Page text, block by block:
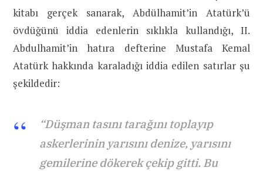
kitabı gerçek sanarak, Abdülhamit’in Atatürk’ü
övdüğünü iddia edenlerin sıklıkla kullandığı, II.
Abdulhamit’in hatıra defterine Mustafa Kemal
Atatürk hakkında karaladığı iddia edilen satırlar şu
şekildedir:
“Düşman tasını tarağını toplayıp
askerlerinin yarısını denize, yarısını
gemilerine dökerek çekip gitti. Bu